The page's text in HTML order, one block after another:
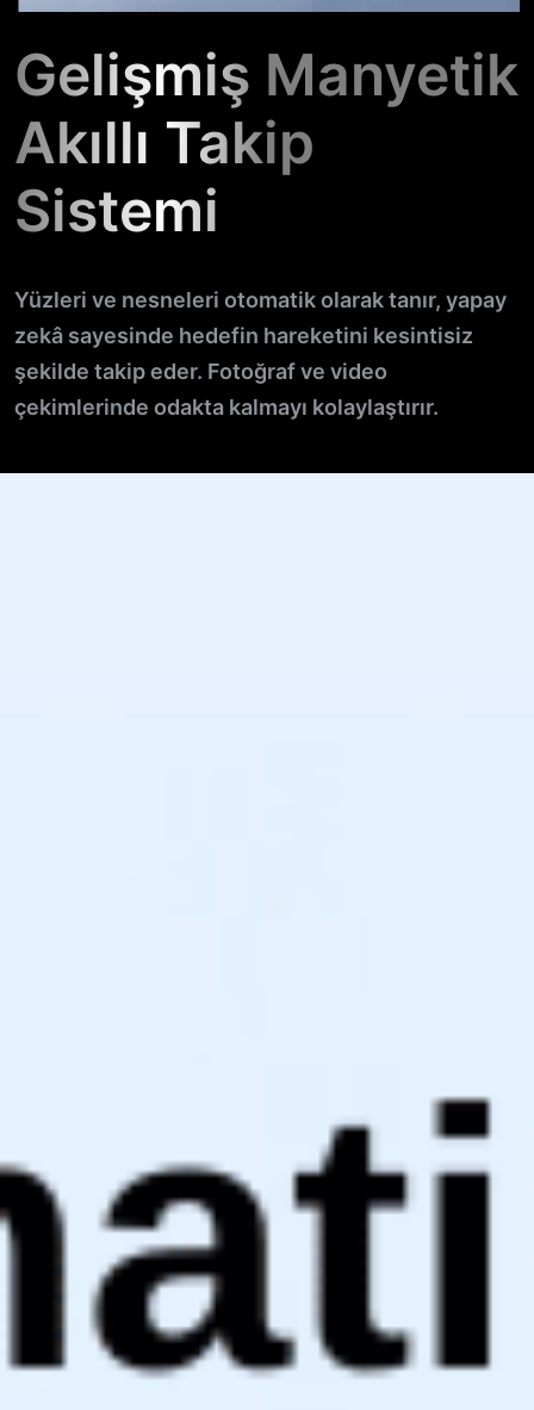
Gelişmiş Manyetik
Akıllı Takip
Sistemi
Yüzleri ve nesneleri otomatik olarak tanır, yapay
zekâ sayesinde hedefin hareketini kesintisiz
şekilde takip eder. Fotoğraf ve video
çekimlerinde odakta kalmayı kolaylaştırır.